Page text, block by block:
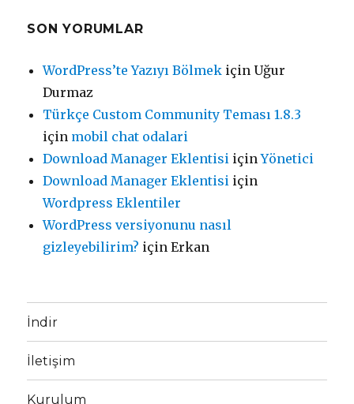
SON YORUMLAR
WordPress’te Yazıyı Bölmek içinUğur
Durmaz
Türkçe Custom Community Teması 1.8.3
için mobil chat odalari
Download Manager Eklentisi içinYönetici
Download Manager Eklentisi için
Wordpress Eklentiler
WordPress versiyonunu nasıl
gizleyebilirim? içinErkan
İndir
İletişim
Kurulum